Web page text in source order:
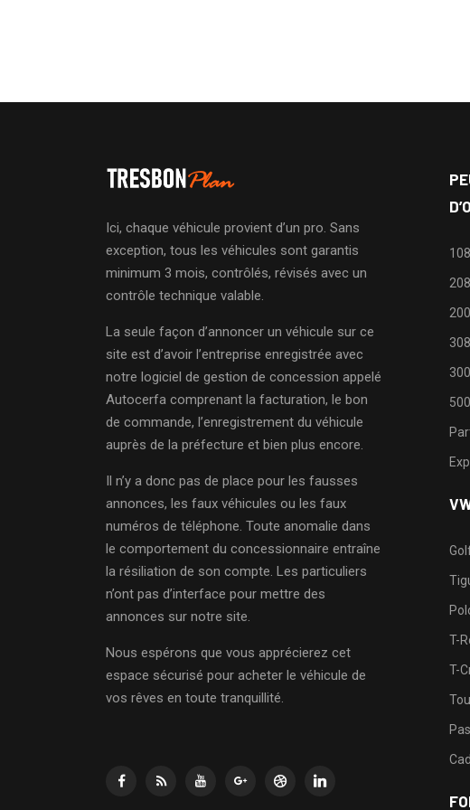
Ici, chaque véhicule provient d’un pro. Sans
exception, tous les véhicules sont garantis
minimum 3 mois, contrôlés, révisés avec un
contrôle technique valable.
La seule façon d’annoncer un véhicule sur ce
site est d’avoir l’entreprise enregistrée avec
notre logiciel de gestion de concession appelé
Autocerfa comprenant la facturation, le bon
de commande, l’enregistrement du véhicule
auprès de la préfecture et bien plus encore.
Il n’y a donc pas de place pour les fausses
annonces, les faux véhicules ou les faux
numéros de téléphone. Toute anomalie dans
le comportement du concessionnaire entraîne
la résiliation de son compte. Les particuliers
n’ont pas d’interface pour mettre des
annonces sur notre site.
Nous espérons que vous apprécierez cet
espace sécurisé pour acheter le véhicule de
vos rêves en toute tranquillité.
108
208
308
T-
T-